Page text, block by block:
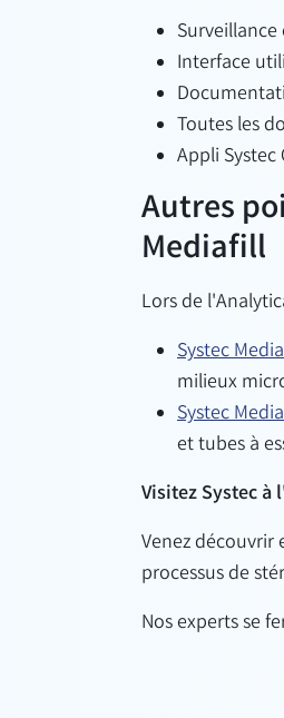
Interface
Toutes les
Appli
Autres
Mediafill
Lors de
Systec
milieux
Systec
et tubes à
Visitez Systec à
Venez découvrir
processus de
Nos experts se